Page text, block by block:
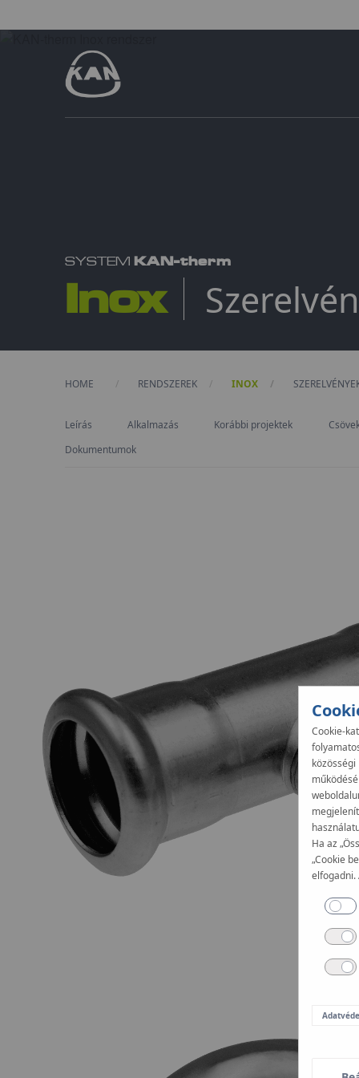
SYSTEM KAN-therm
Inox
HOME RENDSZEREK INOX CURRENT:
Leírás Alkalmazás Korábbi projektek
Dokumentumok
Cookie-
Ha az
„Cookie
elfogadni.